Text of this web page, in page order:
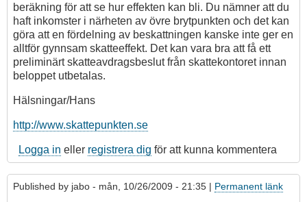
beräkning för att se hur effekten kan bli. Du nämner att du
haft inkomster i närheten av övre brytpunkten och det kan
göra att en fördelning av beskattningen kanske inte ger en
alltför gynnsam skatteeffekt. Det kan vara bra att få ett
preliminärt skatteavdragsbeslut från skattekontoret innan
beloppet utbetalas.
Hälsningar/Hans
http://www.skattepunkten.se
Logga in eller registrera dig för att kunna kommentera
Published by jabo - mån, 10/26/2009 - 21:35 | Permanent länk